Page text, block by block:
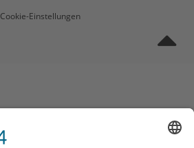
Cookie-Einstellungen